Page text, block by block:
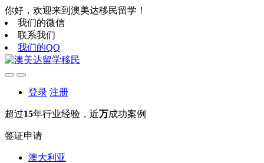
你好，欢迎来到澳美达移民留学！
我们的微信
联系我们
我们的QQ
登录 注册
超过15年行业经验，近万成功案例
签证申请
澳大利亚